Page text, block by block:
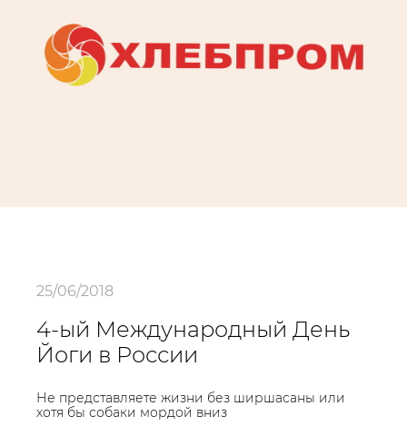
25/06/2018
4-ый Международный День
Йоги в России
Не представляете жизни без ширшасаны или
хотя бы собаки мордой вниз